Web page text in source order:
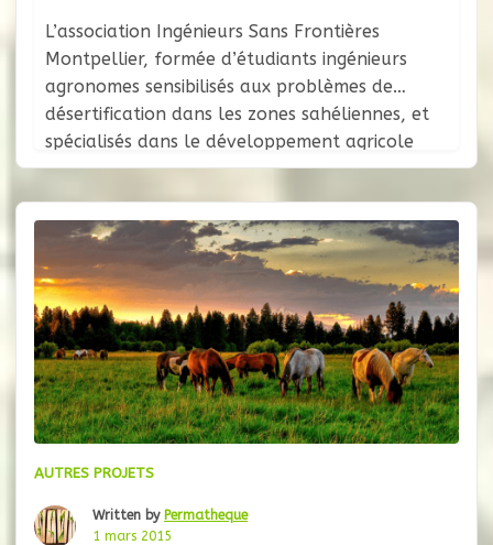
L’association Ingénieurs Sans Frontières
Montpellier, formée d’étudiants ingénieurs
agronomes sensibilisés aux problèmes de
désertification dans les zones sahéliennes, et
spécialisés dans le développement agricole
lance un projet pour soutenir Bourba, un
village du Burkina Faso. Les habitants de ce
village, dont la région subit une longue
période de sécheresse chaque année, compte
sur le stockage
AUTRES PROJETS
Written by Permatheque
1 mars 2015